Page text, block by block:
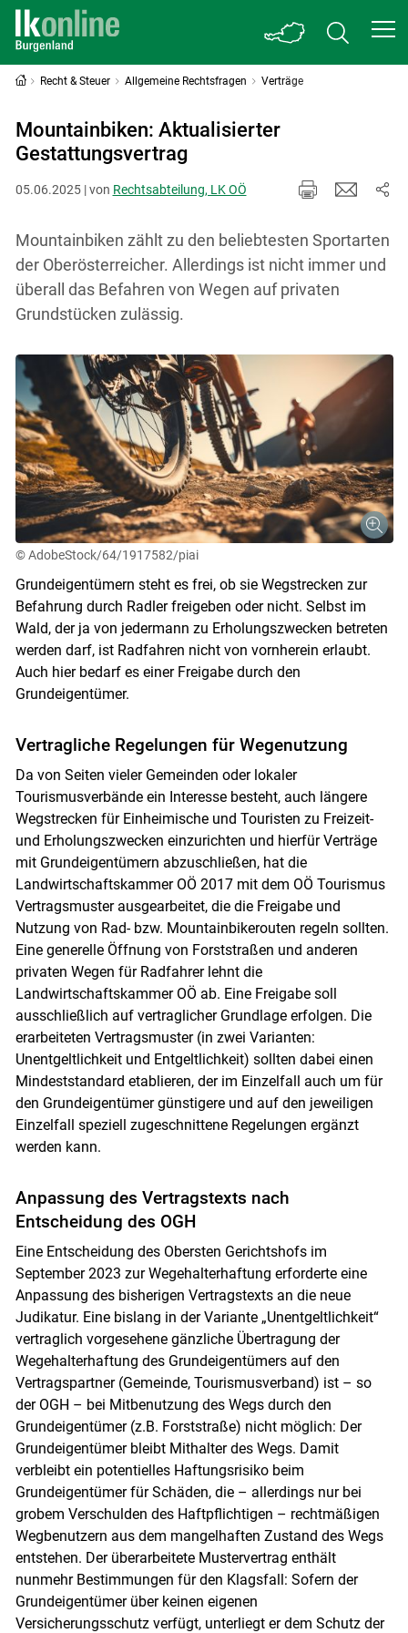
Skip to main content
Recht & Steuer Allgemeine Rechtsfragen Verträge
Mountainbiken: Aktualisierter
Gestattungsvertrag
05.06.2025 | von Rechtsabteilung, LK OÖ
Mountainbiken zählt zu den beliebtesten Sportarten
der Oberösterreicher. Allerdings ist nicht immer und
überall das Befahren von Wegen auf privaten
Grundstücken zulässig.
© AdobeStock/64/1917582/piai
Grundeigentümern steht es frei, ob sie Wegstrecken zur
Befahrung durch Radler freigeben oder nicht. Selbst im
Wald, der ja von jedermann zu Erholungszwecken betreten
werden darf, ist Radfahren nicht von vornherein erlaubt.
Auch hier bedarf es einer Freigabe durch den
Grundeigentümer.
Vertragliche Regelungen für Wegenutzung
Da von Seiten vieler Gemeinden oder lokaler
Tourismusverbände ein Interesse besteht, auch längere
Wegstrecken für Einheimische und Touristen zu Freizeit-
und Erholungszwecken einzurichten und hierfür Verträge
mit Grundeigentümern abzuschließen, hat die
Landwirtschaftskammer OÖ 2017 mit dem OÖ Tourismus
Vertragsmuster ausgearbeitet, die die Freigabe und
Nutzung von Rad- bzw. Mountainbikerouten regeln sollten.
Eine generelle Öffnung von Forststraßen und anderen
privaten Wegen für Radfahrer lehnt die
Landwirtschaftskammer OÖ ab. Eine Freigabe soll
ausschließlich auf vertraglicher Grundlage erfolgen. Die
erarbeiteten Vertragsmuster (in zwei Varianten:
Unentgeltlichkeit und Entgeltlichkeit) sollten dabei einen
Mindeststandard etablieren, der im Einzelfall auch um für
den Grundeigentümer günstigere und auf den jeweiligen
Einzelfall speziell zugeschnittene Regelungen ergänzt
werden kann.
Anpassung des Vertragstexts nach
Entscheidung des OGH
Eine Entscheidung des Obersten Gerichtshofs im
September 2023 zur Wegehalterhaftung erforderte eine
Anpassung des bisherigen Vertragstexts an die neue
Judikatur. Eine bislang in der Variante „Unentgeltlichkeit“
vertraglich vorgesehene gänzliche Übertragung der
Wegehalterhaftung des Grundeigentümers auf den
Vertragspartner (Gemeinde, Tourismusverband) ist – so
der OGH – bei Mitbenutzung des Wegs durch den
Grundeigentümer (z.B. Forststraße) nicht möglich: Der
Grundeigentümer bleibt Mithalter des Wegs. Damit
verbleibt ein potentielles Haftungsrisiko beim
Grundeigentümer für Schäden, die – allerdings nur bei
grobem Verschulden des Haftpflichtigen – rechtmäßigen
Wegbenutzern aus dem mangelhaften Zustand des Wegs
entstehen. Der überarbeitete Mustervertrag enthält
nunmehr Bestimmungen für den Klagsfall: Sofern der
Grundeigentümer über keinen eigenen
Versicherungsschutz verfügt, unterliegt er dem Schutz der